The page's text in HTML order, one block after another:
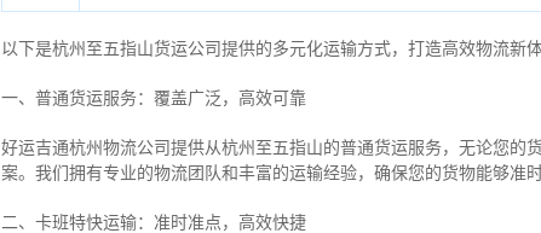
以下是杭州至五指山货运公司提供的多元化运输方式，打造高效物流新
一、普通货运服务：覆盖广泛，高效可靠
好运吉通杭州物流公司提供从杭州至五指山的普通货运服务，无论您
案。我们拥有专业的物流团队和丰富的运输经验，确保您的货物能够准
二、卡班特快运输：准时准点，高效快捷